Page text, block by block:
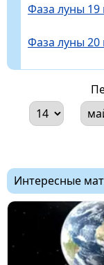
Фаза луны 19
Фаза луны 20
Интересные